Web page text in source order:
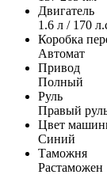
Двигатель
1.6 л / 170
Коробка
Автомат
Привод
Полный
Руль
Правый
Цвет
Синий
Таможня
Растаможен